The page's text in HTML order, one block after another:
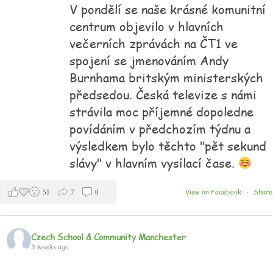
V pondělí se naše krásné komunitní
centrum objevilo v hlavních
večerních zprávách na ČT1 ve
spojení se jmenováním Andy
Burnhama britským ministerských
předsedou. Česká televize s námi
strávila moc příjemné dopoledne
povídáním v předchozím týdnu a
výsledkem bylo těchto "pět sekund
slávy" v hlavním vysílací čase.
View on Facebook · Share
51 7 0
Czech School & Community Manchester
3 weeks ago